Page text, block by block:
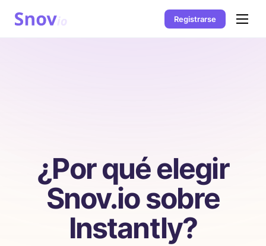
Registrarse
¿Por qué elegir
Snov.io sobre
Instantly?